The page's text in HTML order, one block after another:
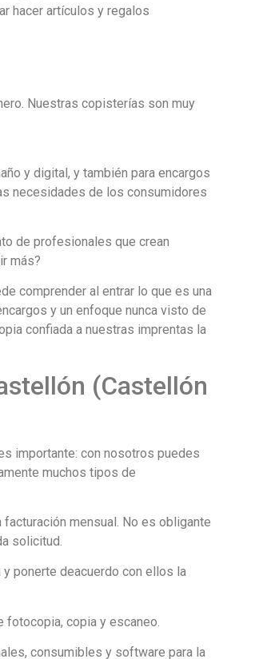
hacer artículos y regalos
Nuestras copisterías son muy
y digital, y también para encargos
necesidades de los consumidores
de profesionales que crean
más?
comprender al entrar lo que es una
y un enfoque nunca visto de
confiada a nuestras imprentas la
(Castellón
importante: con nosotros puedes
muchos tipos de
mensual. No es obligante
solicitud.
ponerte deacuerdo con ellos la
copia y escaneo.
consumibles y software para la